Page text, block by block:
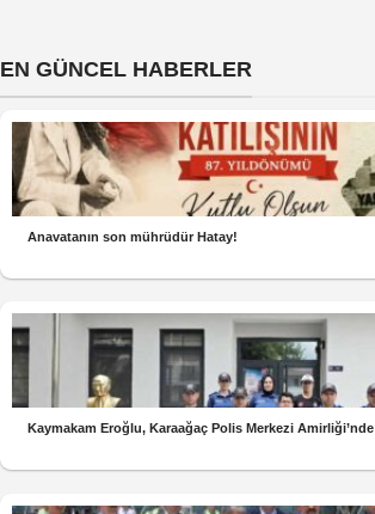
EN GÜNCEL HABERLER
Anavatanın son mührüdür Hatay!
Kaymakam Eroğlu, Karaağaç Polis Merkezi Amirliği’nde